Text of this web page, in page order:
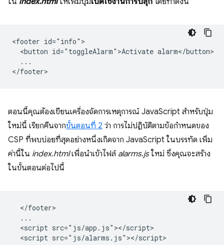
<footer id="info">
  <button id="toggleAlarm">Activate alarm</button>
  ...
ตอนนี้คุณต้องเขียนเครื่องจัดการเหตุการณ์ JavaScript สำหรับปุ่ม
ใหม่นี้ เรียกคืนจากขั้นตอนที่ 2 ว่า การไม่ปฏิบัติตามข้อกำหนดของ
CSP ที่พบบ่อยที่สุดอย่างหนึ่งเกิดจาก JavaScript ในบรรทัด เพิ่ม
ค่านี้ใน index.htmlเพื่อนำเข้าไฟล์ alarms.jsใหม่ ซึ่งคุณจะสร้าง
ในขั้นตอนต่อไปนี้
  </footer>
  ...
  <script src="js/app.js"></script>
  <script src="js/alarms.js"></script>